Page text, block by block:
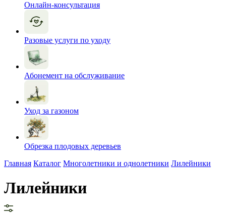
Онлайн-консультация
Разовые услуги по уходу
Абонемент на обслуживание
Уход за газоном
Обрезка плодовых деревьев
Главная Каталог Многолетники и однолетники Лилейники
Лилейники